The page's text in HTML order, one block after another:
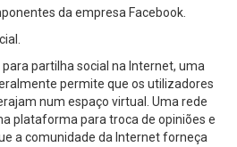
da empresa Facebook.
partilha social na Internet, uma
permite que os utilizadores
num espaço virtual. Uma rede
plataforma para troca de opiniões e
a comunidade da Internet forneça